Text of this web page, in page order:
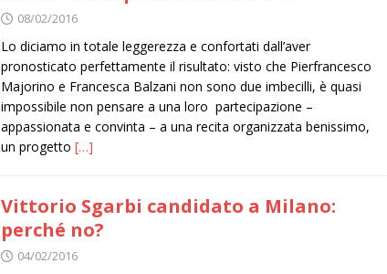
08/02/2016
Lo diciamo in totale leggerezza e confortati dall’aver
pronosticato perfettamente il risultato: visto che Pierfrancesco
Majorino​ e Francesca Balzani​ non sono due imbecilli, è quasi
impossibile non pensare a una loro partecipazione –
appassionata e convinta – a una recita organizzata benissimo,
un progetto […]
Vittorio Sgarbi candidato a Milano:
perché no?
04/02/2016